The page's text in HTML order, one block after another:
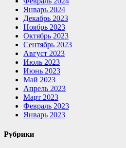
Январь 2024
Декабрь 2023
Ноябрь 2023
Октябрь 2023
Сентябрь 2023
Август 2023
Июль 2023
Июнь 2023
Май 2023
Апрель 2023
Март 2023
Февраль 2023
Январь 2023
Рубрики